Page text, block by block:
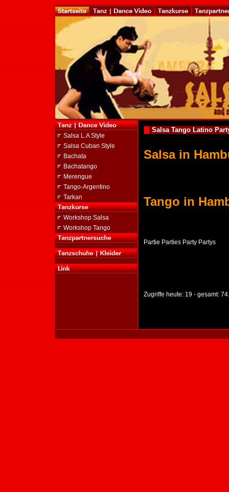
Salsa L.A Style
Salsa Cuban Style
Bachata
Bachatango
Merengue
Tango-Argentino
Tarkan
Workshop Salsa
Workshop Tango
Salsa Tango Latino
Salsa in
Tango in
Partie Parties Party Partys
Zugriffe heute: 19 - gesamt: 74.